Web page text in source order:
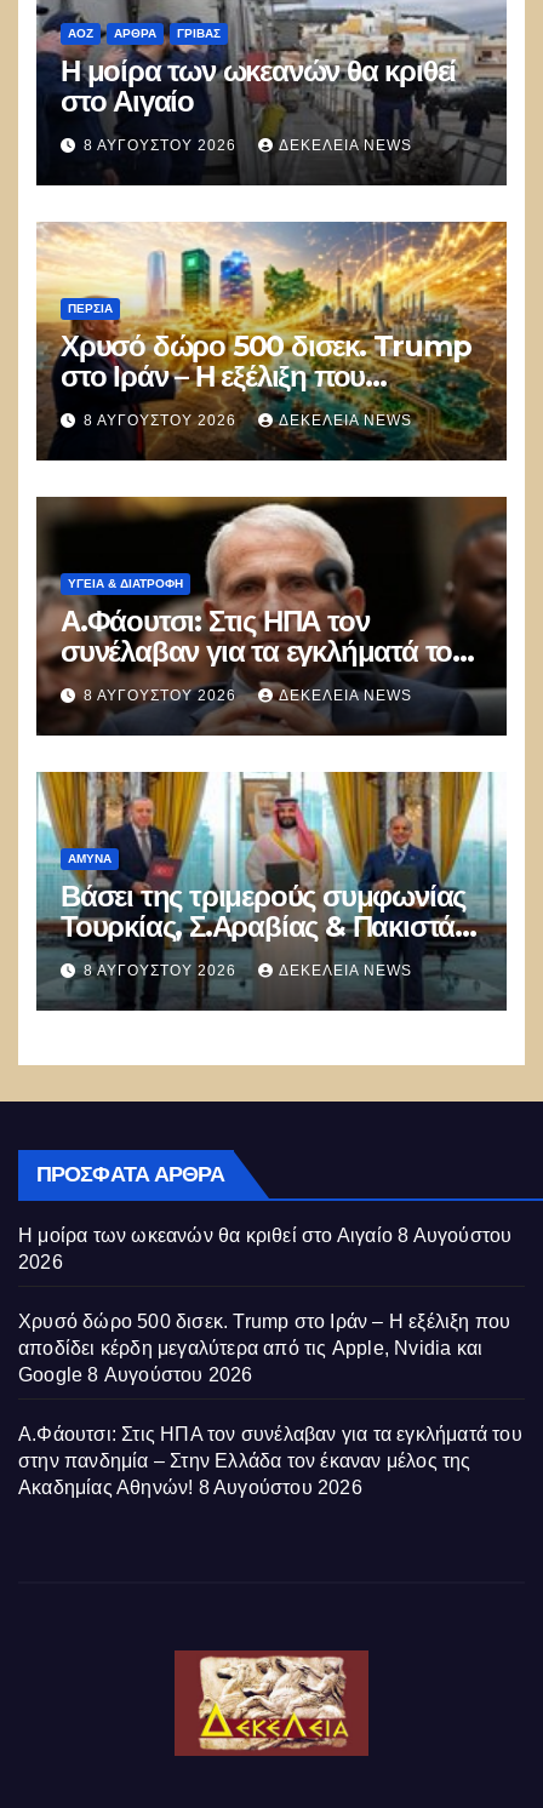
ΑΟΖ ΑΡΘΡΑ ΓΡΊΒΑΣ
Η μοίρα των ωκεανών θα κριθεί
στο Αιγαίο
8 ΑΥΓΟΎΣΤΟΥ 2026 ΔΕΚΈΛΕΙΑ NEWS
ΠΕΡΣΊΑ
Χρυσό δώρο 500 δισεκ. Trump
στο Ιράν – Η εξέλιξη που
αποδίδει κέρδη μεγαλύτερα από
τις Apple, Nvidia και Google
8 ΑΥΓΟΎΣΤΟΥ 2026 ΔΕΚΈΛΕΙΑ NEWS
ΥΓΕΙΑ & ΔΙΑΤΡΟΦΗ
Α.Φάουτσι: Στις ΗΠΑ τον
συνέλαβαν για τα εγκλήματά του
στην πανδημία – Στην Ελλάδα
τον έκαναν μέλος της Ακαδημίας
Αθηνών!
8 ΑΥΓΟΎΣΤΟΥ 2026 ΔΕΚΈΛΕΙΑ NEWS
ΑΜΥΝΑ
Βάσει της τριμερούς συμφωνίας
Τουρκίας, Σ.Αραβίας & Πακιστάν
θα πολεμήσουν Ριάντ και
Ισλαμαμπάντ κατά της Ελλάδας!
8 ΑΥΓΟΎΣΤΟΥ 2026 ΔΕΚΈΛΕΙΑ NEWS
ΠΡΌΣΦΑΤΑ ΆΡΘΡΑ
Η μοίρα των ωκεανών θα κριθεί στο Αιγαίο 8 Αυγούστου
2026
Χρυσό δώρο 500 δισεκ. Trump στο Ιράν – Η εξέλιξη που
αποδίδει κέρδη μεγαλύτερα από τις Apple, Nvidia και
Google 8 Αυγούστου 2026
Α.Φάουτσι: Στις ΗΠΑ τον συνέλαβαν για τα εγκλήματά του
στην πανδημία – Στην Ελλάδα τον έκαναν μέλος της
Ακαδημίας Αθηνών! 8 Αυγούστου 2026